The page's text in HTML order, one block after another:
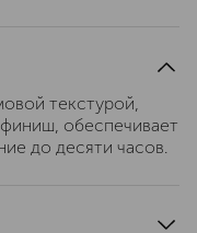
текстурой,
обеспечивает
до десяти часов.